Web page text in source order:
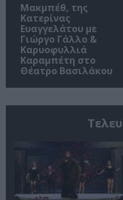
Μακμπέθ, της
Κατερίνας
Ευαγγελάτου με
Γιώργο Γάλλο &
Καρυοφυλλιά
Καραμπέτη στο
Θέατρο Βασιλάκου